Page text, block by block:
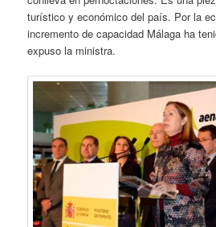
turístico y económico del país. Por la
incremento de capacidad Málaga ha
expuso la ministra.